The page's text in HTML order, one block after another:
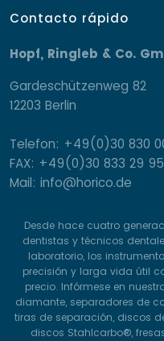
Contacto rápido
Hopf, Ringleb & Co.
Gardeschützenweg 82
12203 Berlin
Telefon: +49(0)30 830
FAX: +49(0)30 833 29 95
Mail: info@horico.de
Desde hace cuatro
dentistas y técnicos
laboratorio, los
precisión y larga vida útil
precio. Infórmese en
diamante, separadores de
tiras de separación, discos
discos Stahlcarbo®,